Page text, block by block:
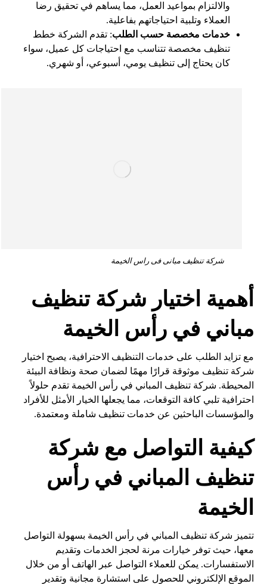
والالتزام بمواعيد العمل، مما يساهم في تحقيق رضا
العملاء وتلبية احتياجاتهم بفاعلية.
خدمات مخصصة حسب الطلب: تقدم الشركة خطط
تنظيف مخصصة تتناسب مع احتياجات كل عميل، سواء
كان يحتاج إلى تنظيف يومي، أسبوعي، أو شهري.
شركة تنظيف مبانى فى راس الخيمة
أهمية اختيار شركة تنظيف
مباني في رأس الخيمة
مع تزايد الطلب على خدمات التنظيف الاحترافية، يصبح اختيار
شركة تنظيف موثوقة قرارًا مهمًا لضمان صحة ونظافة البيئة
المحيطة. شركة تنظيف المباني في رأس الخيمة تقدم حلولاً
احترافية تلبي كافة التوقعات، مما يجعلها الخيار الأمثل للأفراد
والمؤسسات الباحثين عن خدمات تنظيف شاملة ومعتمدة.
كيفية التواصل مع شركة
تنظيف المباني في رأس
الخيمة
تتميز شركة تنظيف المباني في رأس الخيمة بسهولة التواصل
معها، حيث توفر خيارات مرنة لحجز الخدمات وتقديم
الاستفسارات. يمكن للعملاء التواصل عبر الهاتف أو من خلال
الموقع الإلكتروني للحصول على استشارة مجانية وتقدير